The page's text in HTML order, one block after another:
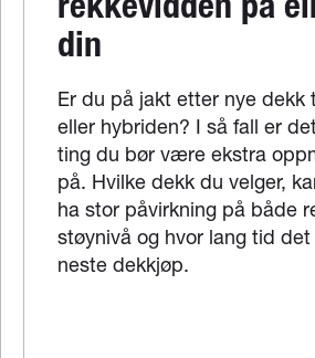
din
Er du på jakt etter nye dekk
eller hybriden? I så fall er
ting du bør være ekstra
på. Hvilke dekk du velger,
ha stor påvirkning på både
støynivå og hvor lang tid det
neste dekkjøp.